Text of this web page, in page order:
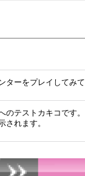
ターをプレイしてみ
のテストカキコです。
されます。